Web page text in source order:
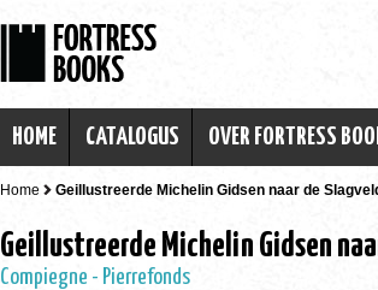
HOME CATALOGUS OVER FORTRESS
Home Geillustreerde Michelin Gidsen naar de
Geillustreerde Michelin Gidsen
Compiegne - Pierrefonds